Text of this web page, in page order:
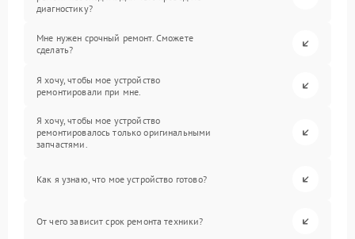
диагностику?
Мне нужен срочный ремонт. Сможете
сделать?
Я хочу, чтобы мое устройство
ремонтировали при мне.
Я хочу, чтобы мое устройство
ремонтировалось только оригинальными
запчастями.
Как я узнаю, что мое устройство готово?
От чего зависит срок ремонта техники?